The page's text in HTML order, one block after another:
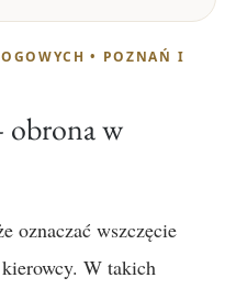
• POZNAŃ I
obrona w
oznaczać wszczęcie
W takich